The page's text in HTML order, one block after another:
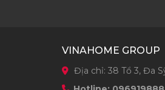
VINAHOME GROUP
Địa chỉ: 38 Tổ 3, Đa